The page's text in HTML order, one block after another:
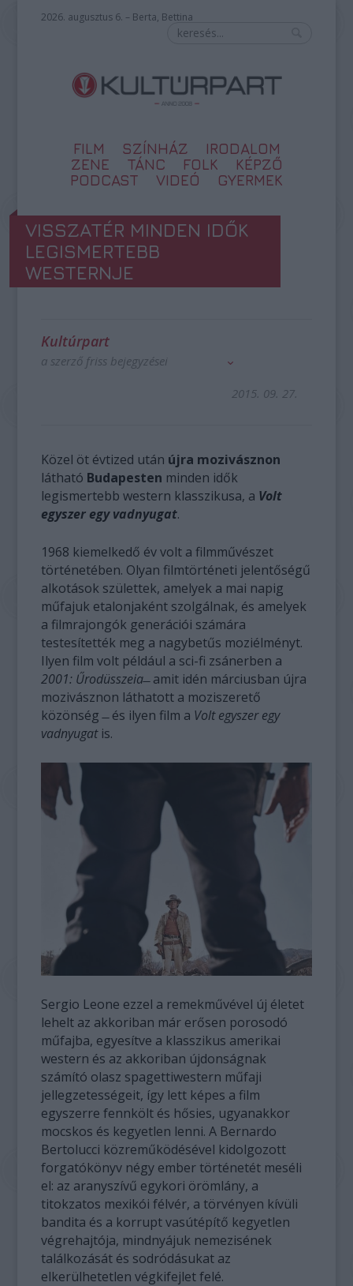
2026. augusztus 6. – Berta, Bettina
FILM SZÍNHÁZ
IRODALOM
ZENE
TÁNC FOLK
KÉPZŐ
PODCAST
VIDEÓ GYERMEK
VISSZATÉR MINDEN IDŐK
LEGISMERTEBB
WESTERNJE
Kultúrpart
a szerző friss bejegyzései
2015. 09. 27.
Közel öt évtized után újra mozivásznon
látható Budapesten minden idők
legismertebb western klasszikusa, a Volt
egyszer egy vadnyugat.
1968 kiemelkedő év volt a filmművészet
történetében. Olyan filmtörténeti jelentőségű
alkotások születtek, amelyek a mai napig
műfajuk etalonjaként szolgálnak, és amelyek
a filmrajongók generációi számára
testesítették meg a nagybetűs moziélményt.
Ilyen film volt például a sci-fi zsánerben a
2001: Űrodüsszeia̶ amit idén márciusban újra
mozivásznon láthatott a moziszerető
közönség ̶ és ilyen film a Volt egyszer egy
vadnyugatis.
Sergio Leone ezzel a remekművével új életet
lehelt az akkoriban már erősen porosodó
műfajba, egyesítve a klasszikus amerikai
western és az akkoriban újdonságnak
számító olasz spagettiwestern műfaji
jellegzetességeit, így lett képes a film
egyszerre fennkölt és hősies, ugyanakkor
mocskos és kegyetlen lenni. A Bernardo
Bertolucci közreműködésével kidolgozott
forgatókönyv négy ember történetét meséli
el: az aranyszívű egykori örömlány, a
titokzatos mexikói félvér, a törvényen kívüli
bandita és a korrupt vasútépítő kegyetlen
végrehajtója, mindnyájuk nemezisének
találkozását és sodródásukat az
elkerülhetetlen végkifejlet felé.